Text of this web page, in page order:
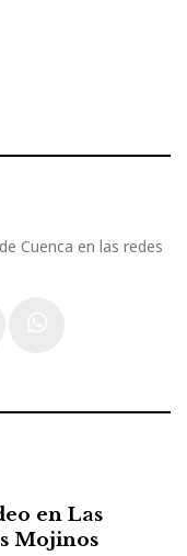
Cuenca en las redes
en Las
Mojinos